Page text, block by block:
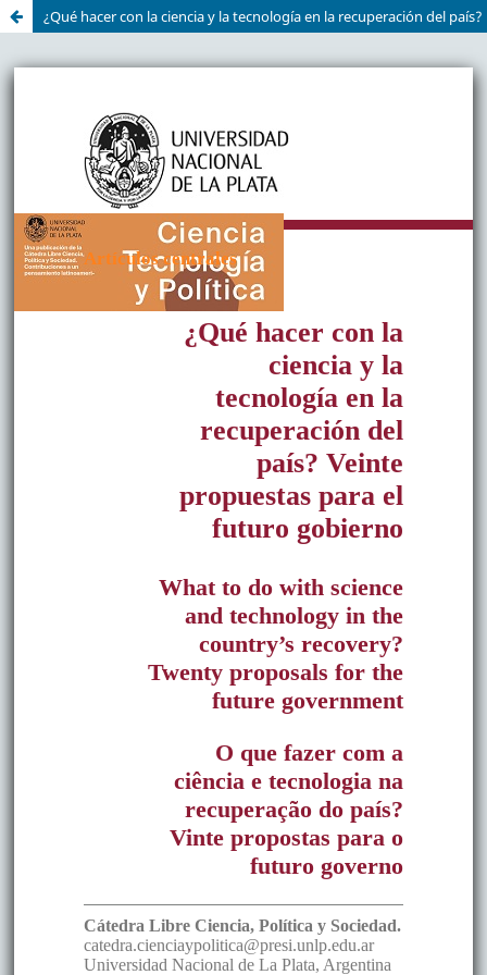
¿Qué hacer con la ciencia y la tecnología en la recuperación del país?